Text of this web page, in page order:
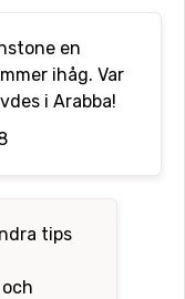
en
ihåg. Var
i Arabba!
tips